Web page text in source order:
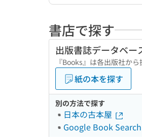
書店で探す
出版書誌データベー
『Books』は各出版社か
紙の本を探す
別の方法で探す
日本の古本屋
Google Book Search